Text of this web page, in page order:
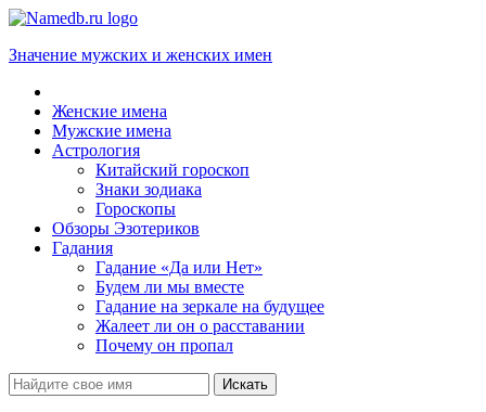
Значение мужских и женских имен
Женские имена
Мужские имена
Астрология
Китайский гороскоп
Знаки зодиака
Гороскопы
Обзоры Эзотериков
Гадания
Гадание «Да или Нет»
Будем ли мы вместе
Гадание на зеркале на будущее
Жалеет ли он о расставании
Почему он пропал